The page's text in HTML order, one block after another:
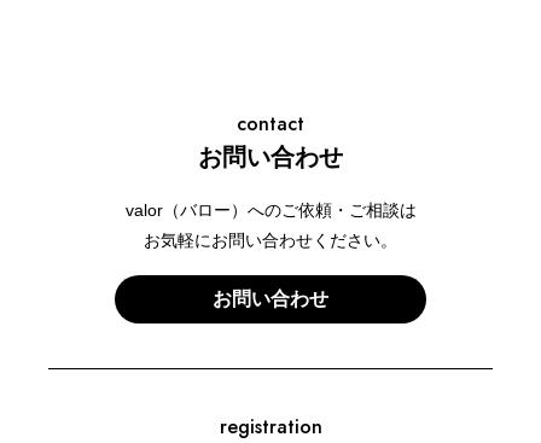
contact
お問い合わせ
valor（バロー）へのご依頼・ご相談は
お気軽にお問い合わせください。
お問い合わせ
registration